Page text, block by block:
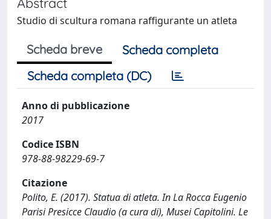
Studio di scultura romana raffigurante un atleta
Scheda breve
Scheda completa
Scheda completa (DC)
Anno di pubblicazione
2017
Codice ISBN
978-88-98229-69-7
Citazione
Polito, E. (2017). Statua di atleta. In La Rocca Eugenio
Parisi Presicce Claudio (a cura di), Musei Capitolini. Le